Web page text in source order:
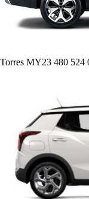
Torres MY23